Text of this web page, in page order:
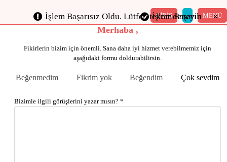
MENÜ
GİRİŞ ×
Merhaba ,
Fikirlerin bizim için önemli. Sana daha iyi hizmet verebilmemiz için
aşağıdaki formu doldurabilirsin.
Beğenmedim Fikrim yok Beğendim Çok sevdim
Bizimle ilgili görüşlerini yazar mısın? *
×
×
×
×
İşlem Başarılı ×
İşlem Başarısız Oldu. Lütfen tekrar deneyin ×